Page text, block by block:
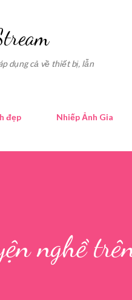
dụng cả về thiết bị, lẫn
đẹp Nhiếp Ảnh Gia
nghề